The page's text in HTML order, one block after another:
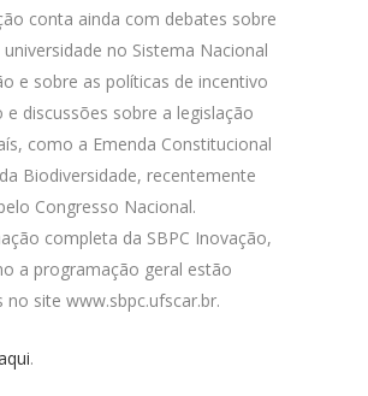
conta ainda com debates sobre
no Sistema Nacional
e sobre as políticas de incentivo
e discussões sobre a legislação
como a Emenda Constitucional
Biodiversidade, recentemente
Congresso Nacional.
completa da SBPC Inovação,
a programação geral estão
no site www.sbpc.ufscar.br.
.